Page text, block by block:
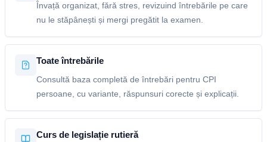
Învață organizat, fără stres, revizuind întrebările pe care
nu le stăpânești și mergi pregătit la examen.
Toate întrebările
Consultă baza completă de întrebări pentru CPI
persoane, cu variante, răspunsuri corecte și explicații.
Curs de legislație rutieră